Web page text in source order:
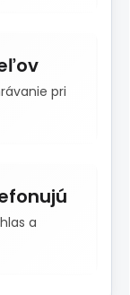
pri
a